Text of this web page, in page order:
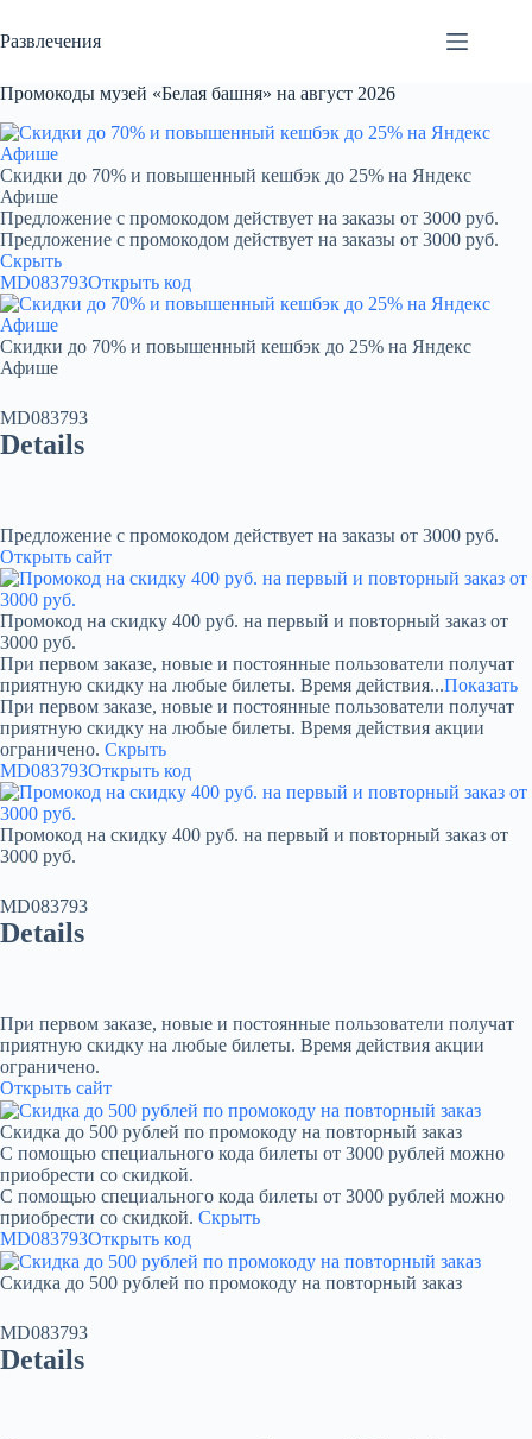
к
сути
Развлечения
Промокоды музей «Белая башня» на август 2026
Скидки до 70% и повышенный кешбэк до 25% на Яндекс
Афише
Предложение с промокодом действует на заказы от 3000 руб.
Предложение с промокодом действует на заказы от 3000 руб.
Скрыть
MD083793Открыть код
Скидки до 70% и повышенный кешбэк до 25% на Яндекс
Афише
MD083793
Details
Предложение с промокодом действует на заказы от 3000 руб.
Открыть сайт
Промокод на скидку 400 руб. на первый и повторный заказ от
3000 руб.
При первом заказе, новые и постоянные пользователи получат
приятную скидку на любые билеты. Время действия...Показать
При первом заказе, новые и постоянные пользователи получат
приятную скидку на любые билеты. Время действия акции
ограничено. Скрыть
MD083793Открыть код
Промокод на скидку 400 руб. на первый и повторный заказ от
3000 руб.
MD083793
Details
При первом заказе, новые и постоянные пользователи получат
приятную скидку на любые билеты. Время действия акции
ограничено.
Открыть сайт
Скидка до 500 рублей по промокоду на повторный заказ
С помощью специального кода билеты от 3000 рублей можно
приобрести со скидкой.
С помощью специального кода билеты от 3000 рублей можно
приобрести со скидкой. Скрыть
MD083793Открыть код
Скидка до 500 рублей по промокоду на повторный заказ
MD083793
Details